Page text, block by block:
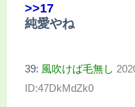
>>17
純愛やね
39: 風吹けば毛無し
ID:47DkMdZk0